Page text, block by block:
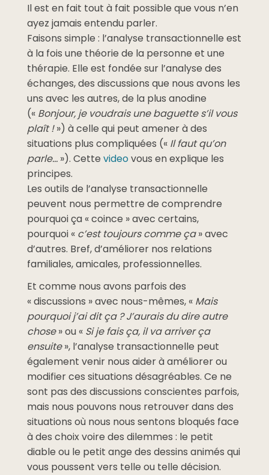
Il est en fait tout à fait possible que vous n’en
ayez jamais entendu parler.
Faisons simple : l’analyse transactionnelle est
à la fois une théorie de la personne et une
thérapie. Elle est fondée sur l’analyse des
échanges, des discussions que nous avons les
uns avec les autres, de la plus anodine
(« Bonjour, je voudrais une baguette s’il vous
plaît !») à celle qui peut amener à des
situations plus compliquées (« Il faut qu’on
parle…»). Cette videovous en explique les
principes.
Les outils de l’analyse transactionnelle
peuvent nous permettre de comprendre
pourquoi ça « coince » avec certains,
pourquoi « c’est toujours comme ça» avec
d’autres. Bref, d’améliorer nos relations
familiales, amicales, professionnelles.
Et comme nous avons parfois des
« discussions » avec nous-mêmes, « Mais
pourquoi j’ai dit ça ? J’aurais du dire autre
chose» ou « Si je fais ça, il va arriver ça
ensuite», l’analyse transactionnelle peut
également venir nous aider à améliorer ou
modifier ces situations désagréables. Ce ne
sont pas des discussions conscientes parfois,
mais nous pouvons nous retrouver dans des
situations où nous nous sentons bloqués face
à des choix voire des dilemmes : le petit
diable ou le petit ange des dessins animés qui
vous poussent vers telle ou telle décision.